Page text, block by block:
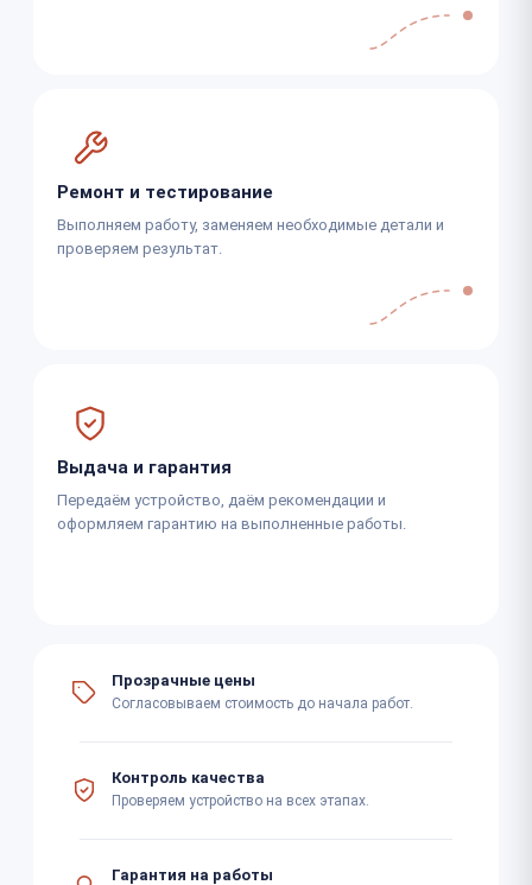
Ремонт и тестирование
Выполняем работу, заменяем необходимые детали и
проверяем результат.
Выдача и гарантия
Передаём устройство, даём рекомендации и
оформляем гарантию на выполненные работы.
Прозрачные цены
Согласовываем стоимость до начала работ.
Контроль качества
Проверяем устройство на всех этапах.
Гарантия на работы